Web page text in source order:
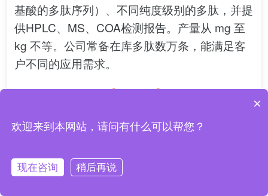
基酸的多肽序列）、不同纯度级别的多肽，并提
供HPLC、MS、COA检测报告。产量从 mg 至
kg 不等。公司常备在库多肽数万条，能满足客
户不同的应用需求。
×
欢迎来到本网站，请问有什么可以帮您？
现在咨询 稍后再说